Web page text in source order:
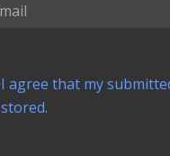
I agree that my
stored.